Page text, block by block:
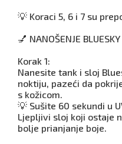
💡 Koraci 5, 6 i 7 su
💅 NANOŠENJE
Korak 1:
Nanesite tank i sloj
noktiju, pazeći da
s kožicom.
💡 Sušite 60 sekundi u
Ljepljivi sloj koji ostaje
bolje prianjanje boje.